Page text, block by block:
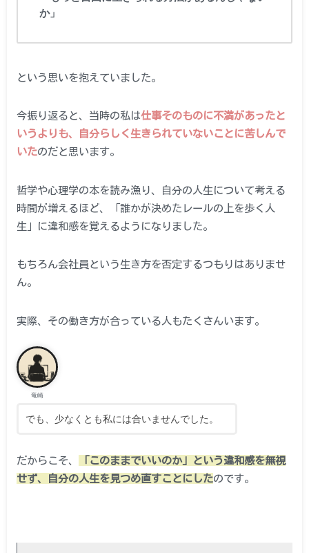
か」
という思いを抱えていました。
今振り返ると、当時の私は仕事そのものに不満があったと
いうよりも、自分らしく生きられていないことに苦しんで
いたのだと思います。
哲学や心理学の本を読み漁り、自分の人生について考える
時間が増えるほど、「誰かが決めたレールの上を歩く人
生」に違和感を覚えるようになりました。
もちろん会社員という生き方を否定するつもりはありませ
ん。
実際、その働き方が合っている人もたくさんいます。
竜崎
でも、少なくとも私には合いませんでした。
だからこそ、
「このままでいいのか」という違和感を無視
せず、自分の人生を見つめ直すことにしたのです。